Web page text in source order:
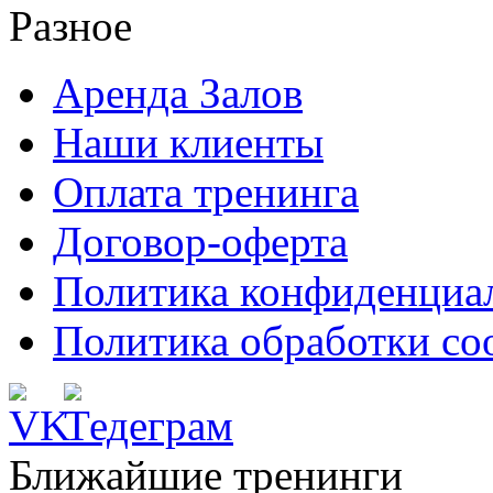
Разное
Аренда Залов
Наши клиенты
Оплата тренинга
Договор-оферта
Политика
Политика обработки
Ближайшие тренинги